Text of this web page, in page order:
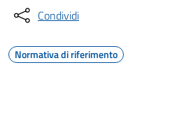
Condividi
Normativa di riferimento